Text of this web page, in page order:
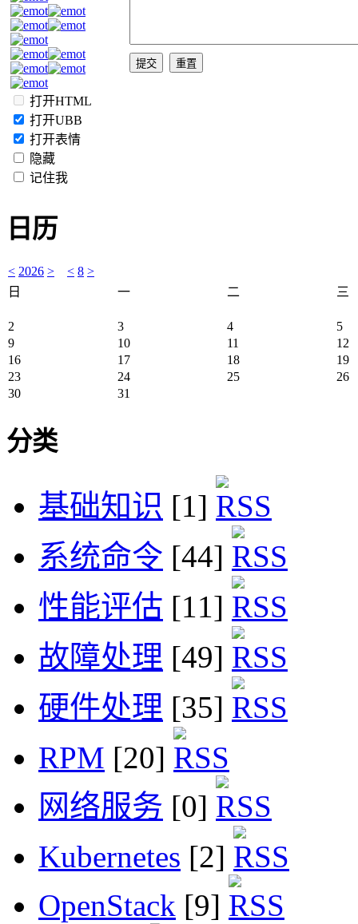
打开HTML
打开UBB
打开表情
隐藏
记住我
日历
< 2026 > < 8 >
日
一 二 三
2 3 4
5
9
10 11
12
16
17 18
19
23
24 25
26
30
31
分类
基础知识 [1]
系统命令 [44]
性能评估 [11]
故障处理 [49]
硬件处理 [35]
RPM [20]
网络服务 [0]
Kubernetes [2]
OpenStack [9]